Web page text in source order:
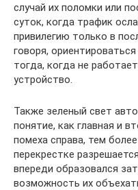
случай их поломки или
суток, когда трафик
привилегию только в
говоря,
тогда, когда не
устройство.
Также зеленый свет
понятие, как главная и
помеха справа, тем
перекрестке
впереди образовался
возможность их